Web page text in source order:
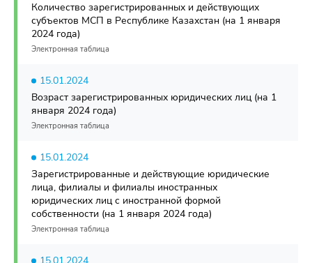
Количество зарегистрированных и действующих
субъектов МСП в Республике Казахстан (на 1 января
2024 года)
Электронная таблица
15.01.2024
Возраст зарегистрированных юридических лиц (на 1
января 2024 года)
Электронная таблица
15.01.2024
Зарегистрированные и действующие юридические
лица, филиалы и филиалы иностранных
юридических лиц с иностранной формой
собственности (на 1 января 2024 года)
Электронная таблица